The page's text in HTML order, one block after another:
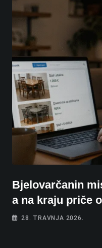
Bjelovarčanin
a na kraju priče
28. TRAVNJA 2026.